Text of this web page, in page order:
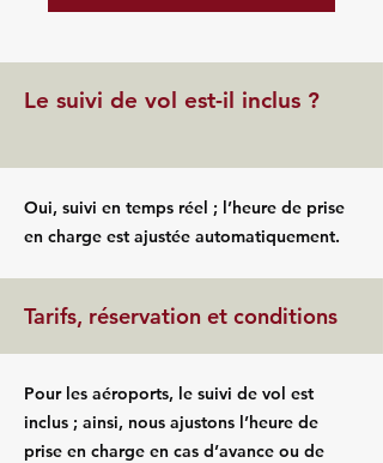
Le suivi de vol est-il inclus ?
Oui, suivi en temps réel ; l’heure de prise
en charge est ajustée automatiquement.
Tarifs, réservation et conditions
Pour les aéroports, le suivi de vol est
inclus ; ainsi, nous ajustons l’heure de
prise en charge en cas d’avance ou de